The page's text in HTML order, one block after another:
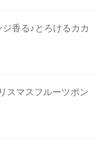
香る♪とろけるカカ
スマスフルーツポン